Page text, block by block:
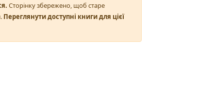
Сторінку збережено, щоб старе
Переглянути доступні книги для цієї